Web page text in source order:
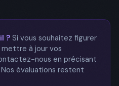
?Si vous souhaitez figurer
à jour vos
nous en précisant
évaluations restent